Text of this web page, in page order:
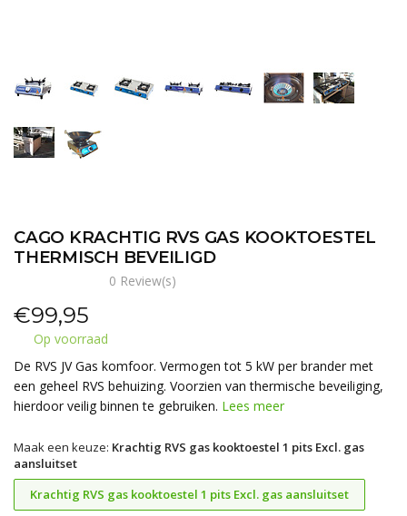
CAGO KRACHTIG RVS GAS KOOKTOESTEL
THERMISCH BEVEILIGD
0 Review(s)
€99,95
Op voorraad
De RVS JV Gas komfoor. Vermogen tot 5 kW per brander met
een geheel RVS behuizing. Voorzien van thermische beveiliging,
hierdoor veilig binnen te gebruiken. Lees meer
Maak een keuze: Krachtig RVS gas kooktoestel 1 pits Excl. gas
aansluitset
Krachtig RVS gas kooktoestel 1 pits Excl. gas aansluitset